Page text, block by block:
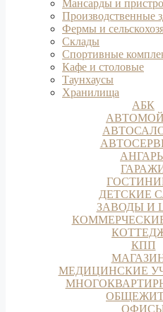
Мансарды и
Производственные
Фермы и
Склады
Спортивные
Кафе и столовые
Таунхаусы
Хранилища
АБК
ДЕТСКИЕ
ЗАВОДЫ И
КПП
МЕДИЦИНСКИЕ